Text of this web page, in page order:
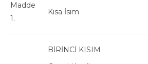
Madde
1.
Kısa İsim
BİRİNCİ KISIM